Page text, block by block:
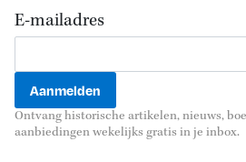
E-mailadres
Ontvang historische artikelen, nieuws,
aanbiedingen wekelijks gratis in je inbox.